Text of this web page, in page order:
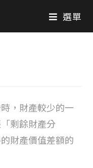
選單
，財產較少的一
剩餘財產分
財產價值差額的